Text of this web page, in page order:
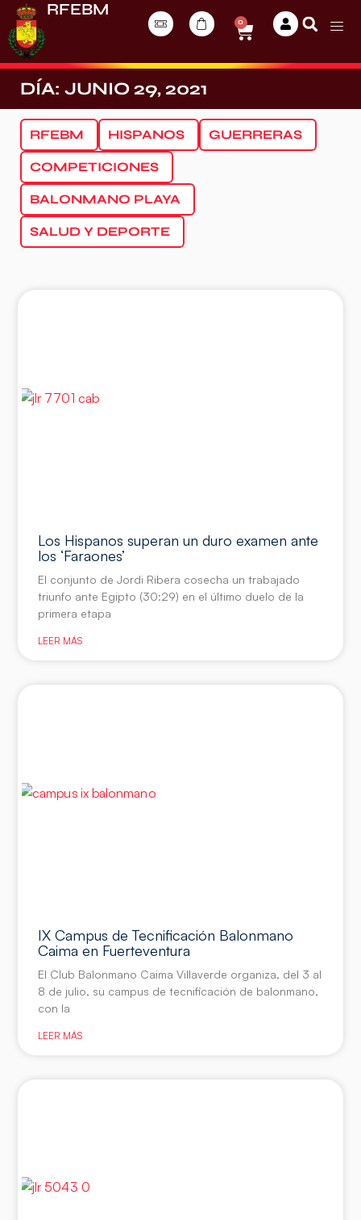
RFEBM
0
DÍA: JUNIO 29, 2021
RFEBM HISPANOS GUERRERAS
COMPETICIONES
BALONMANO PLAYA
SALUD Y DEPORTE
Los Hispanos superan un duro examen ante
los ‘Faraones’
El conjunto de Jordi Ribera cosecha un trabajado
triunfo ante Egipto (30:29) en el último duelo de la
primera etapa
LEER MÁS
IX Campus de Tecnificación Balonmano
Caima en Fuerteventura
El Club Balonmano Caima Villaverde organiza, del 3 al
8 de julio, su campus de tecnificación de balonmano,
con la
LEER MÁS